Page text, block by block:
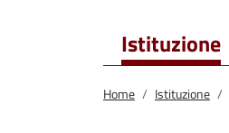
Istituzione
Home Istituzione